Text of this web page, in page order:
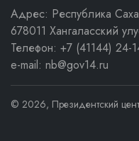
Адрес: Республика Саха
678011 Хангаласский
Телефон: +7 (41144) 24-
e-mail: nb@gov14.ru
© 2026, Президентский